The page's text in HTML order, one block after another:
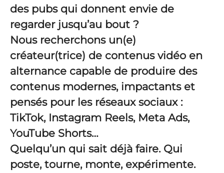
des pubs qui donnent envie de
regarder jusqu’au bout ?
Nous recherchons un(e)
créateur(trice) de contenus vidéo en
alternance capable de produire des
contenus modernes, impactants et
pensés pour les réseaux sociaux :
TikTok, Instagram Reels, Meta Ads,
YouTube Shorts…
Quelqu’un qui sait déjà faire. Qui
poste, tourne, monte, expérimente.